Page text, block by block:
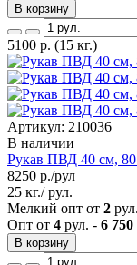
В корзину
5100 р. (15 кг.)
Артикул: 210036
В наличии
Рукав ПВД 40 см,
8250 р./рул
25 кг./ рул.
Мелкий опт от 2
Опт от 4 рул. - 6 750
В корзину